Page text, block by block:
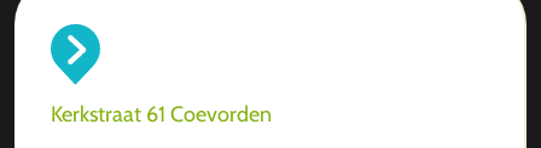
Kerkstraat 61 Coevorden